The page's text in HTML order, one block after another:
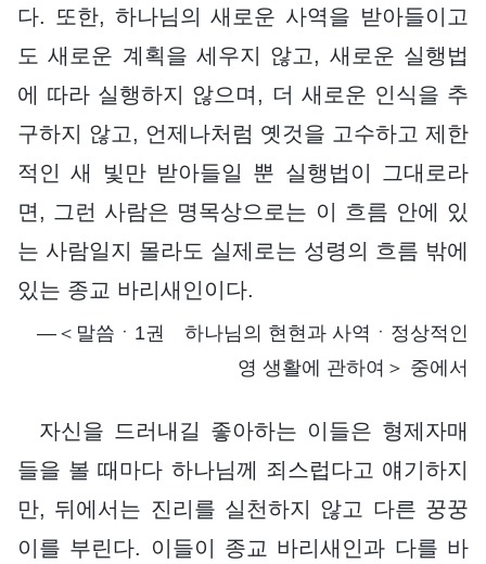
다. 또한, 하나님의 새로운 사역을 받아들이고
도 새로운 계획을 세우지 않고, 새로운 실행법
에 따라 실행하지 않으며, 더 새로운 인식을 추
구하지 않고, 언제나처럼 옛것을 고수하고 제한
적인 새 빛만 받아들일 뿐 실행법이 그대로라
면, 그런 사람은 명목상으로는 이 흐름 안에 있
는 사람일지 몰라도 실제로는 성령의 흐름 밖에
있는 종교 바리새인이다.
―＜말씀ㆍ1권 하나님의 현현과 사역ㆍ정상적인
영 생활에 관하여＞ 중에서
자신을 드러내길 좋아하는 이들은 형제자매
들을 볼 때마다 하나님께 죄스럽다고 얘기하지
만, 뒤에서는 진리를 실천하지 않고 다른 꿍꿍
이를 부린다. 이들이 종교 바리새인과 다를 바